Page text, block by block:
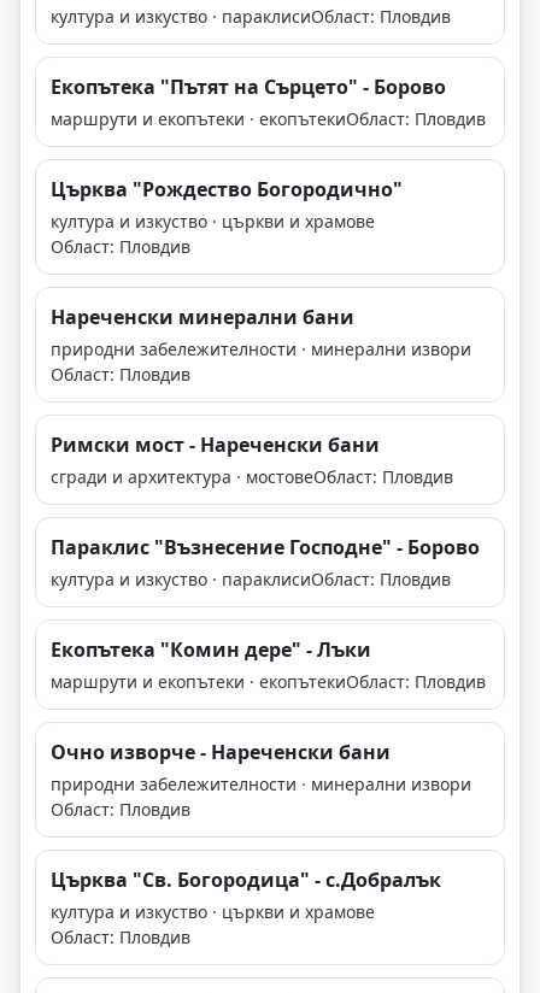
култура и изкуство · параклисиОбласт: Пловдив
Екопътека "Пътят на Сърцето" - Борово
маршрути и екопътеки · екопътекиОбласт: Пловдив
Църква "Рождество Богородично"
култура и изкуство · църкви и храмове
Област: Пловдив
Нареченски минерални бани
природни забележителности · минерални извори
Област: Пловдив
Римски мост - Нареченски бани
сгради и архитектура · мостовеОбласт: Пловдив
Параклис "Възнесение Господне" - Борово
култура и изкуство · параклисиОбласт: Пловдив
Екопътека "Комин дере" - Лъки
маршрути и екопътеки · екопътекиОбласт: Пловдив
Очно изворче - Нареченски бани
природни забележителности · минерални извори
Област: Пловдив
Църква "Св. Богородица" - с.Добралък
култура и изкуство · църкви и храмове
Област: Пловдив